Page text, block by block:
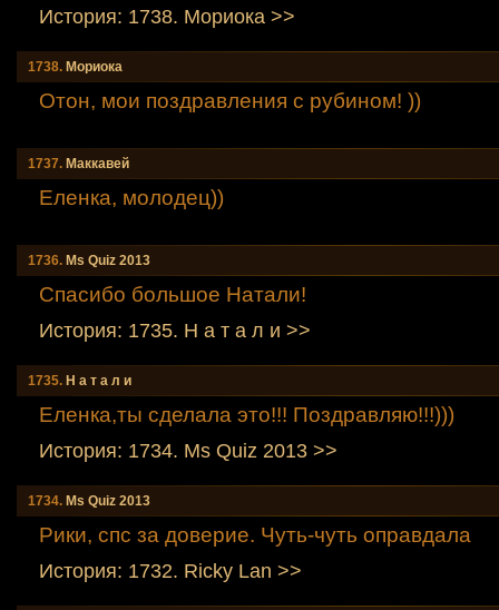
История: 1738. Мориокa >>
1738. Мориокa
Отон, мои поздравления с рубином! ))
1737. Маккавей
Еленка, молодец))
1736. Мs Quiz 2013
Спасибо большое Натали!
История: 1735. Н а т а л и >>
1735. Н а т а л и
Еленка,ты сделала это!!! Поздравляю!!!)))
История: 1734. Мs Quiz 2013 >>
1734. Мs Quiz 2013
Рики, спс за доверие. Чуть-чуть оправдала
История: 1732. Ricky Lаn >>